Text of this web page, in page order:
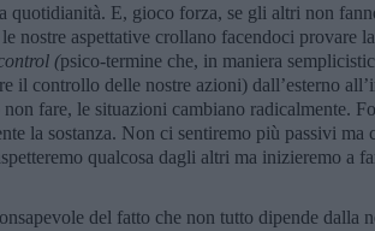
quotidianità. E, gioco forza, se gli altri non
nostre aspettative crollano facendoci provare
(psico-termine che, in maniera
il controllo delle nostre azioni) dall’esterno
fare, le situazioni cambiano radicalmente.
la sostanza. Non ci sentiremo più passivi
qualcosa dagli altri ma inizieremo a
del fatto che non tutto dipende dalla